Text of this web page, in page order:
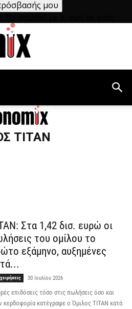
ΤΙΤΆΝ
Στα 1,42 δισ. ευρώ οι
του ομίλου το
εξάμηνο, αυξημένες
30 Ιουλίου 2026
επιδόσεις τόσο στις πωλήσεις όσο και
κερδοφορία κατέγραψε ο Όμιλος ΤΙΤΑΝ κατά